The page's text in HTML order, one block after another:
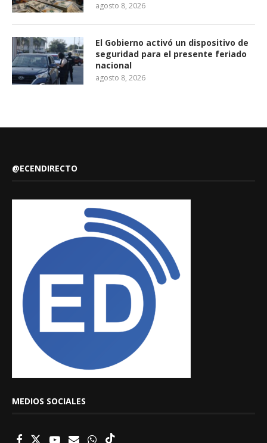
agosto 8, 2026
El Gobierno activó un dispositivo de
seguridad para el presente feriado
nacional
agosto 8, 2026
@ECENDIRECTO
MEDIOS SOCIALES